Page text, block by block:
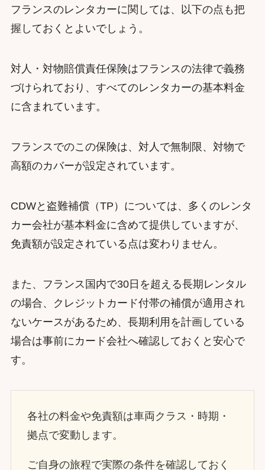
フランスのレンタカーに関しては、以下の点も把
握しておくとよいでしょう。
対人・対物賠償責任保険はフランスの法律で義務
づけられており、すべてのレンタカーの基本料金
に含まれています。
フランスでのこの保険は、対人で無制限、対物で
高額のカバーが設定されています。
CDWと盗難補償（TP）については、多くのレンタ
カー会社が基本料金に含めて提供していますが、
免責額が設定されている点は変わりません。
また、フランス国内で30日を超える長期レンタル
の場合、クレジットカード付帯の補償が適用され
ないケースがあるため、長期利用を計画している
場合は事前にカード会社へ確認しておくと安心で
す。
各社の料金や免責額は車両クラス・時期・
拠点で変動します。
ご自身の旅程で実際の条件を確認しておく